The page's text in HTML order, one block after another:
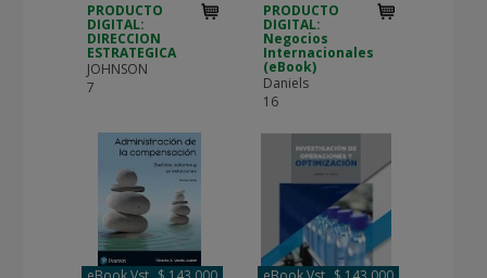
PRODUCTO
DIGITAL:
DIRECCION
ESTRATEGICA
JOHNSON
7
PRODUCTO
DIGITAL:
Negocios
Internacionales
(eBook)
Daniels
16